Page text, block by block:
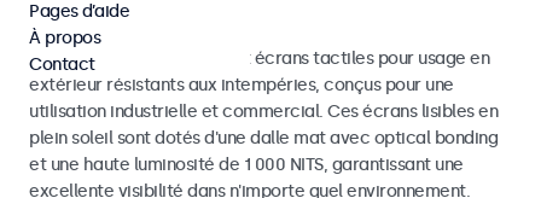
extérieur
Découvrez nos moniteurs et écrans tactiles pour usage en
extérieur résistants aux intempéries, conçus pour une
utilisation industrielle et commercial. Ces écrans lisibles en
plein soleil sont dotés d'une dalle mat avec optical bonding
et une haute luminosité de 1 000 NITS, garantissant une
excellente visibilité dans n'importe quel environnement.
Pages d’aide
À propos
Contact